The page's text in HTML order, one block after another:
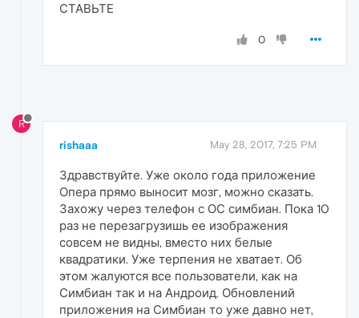
СТАВЬТЕ
0
R
rishaaa May 28, 2017, 7:25 PM
Здравствуйте. Уже около года приложение
Опера прямо выносит мозг, можно сказать.
Захожу через телефон с ОС симбиан. Пока 10
раз не перезагрузишь ее изображения
совсем не видны, вместо них белые
квадратики. Уже терпения не хватает. Об
этом жалуются все пользователи, как на
Симбиан так и на Андроид. Обновлений
приложения на Симбиан то уже давно нет,